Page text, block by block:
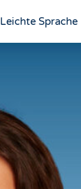
Leichte Sprache